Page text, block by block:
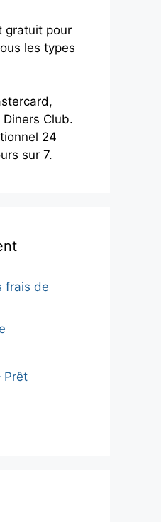
gratuit pour
les types
Club.
24
sur 7.
frais de
Prêt